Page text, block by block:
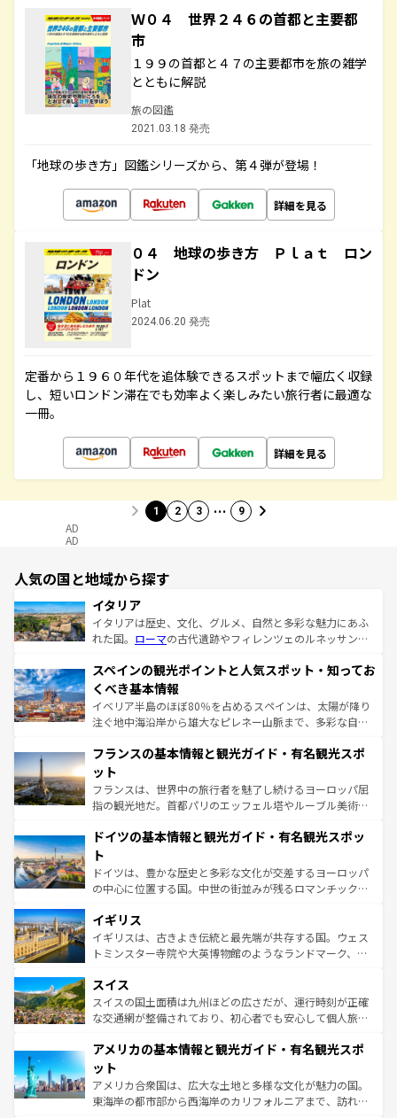
Ｗ０４ 世界２４６の首都と主要都
市
１９９の首都と４７の主要都市を旅の雑学
とともに解説
旅の図鑑
2021.03.18 発売
「地球の歩き方」図鑑シリーズから、第４弾が登場！
詳細を見る
０４ 地球の歩き方 Ｐｌａｔ ロン
ドン
Plat
2024.06.20 発売
定番から１９６０年代を追体験できるスポットまで幅広く収録
し、短いロンドン滞在でも効率よく楽しみたい旅行者に最適な
一冊。
詳細を見る
1 2 3 … 9
AD
AD
人気の国と地域から探す
イタリア
イタリアは歴史、文化、グルメ、自然と多彩な魅力にあふ
れた国。 ローマの古代遺跡やフィレンツェのルネッサンス
ろん、トスカーナの美しい田園風景やアマルフィ海岸の絶
景など、自然景観も見逃せない。観光の合間には、本場の
ピザやパスタなど、絶品のイタリア料理を堪能することも
できる。朝目覚めてから夜眠るまで、すべての瞬間を楽し
なお、新着のイタリア情報はコンテンツ一覧を参照してほ
しい。
スペインの観光ポイントと人気スポット・知ってお
くべき基本情報
イベリア半島のほぼ80％を占めるスペインは、太陽が降り
注ぐ地中海沿岸から雄大なピレネー山脈まで、多彩な自然
文化が根付くこの国では、情熱的なフラメンコ、熱気あふ
れる闘牛、そして美味しいタパスが生活の一部となってい
る。首都マドリードの洗練された雰囲気や、バルセロナの
アートに溢れた街角から、地方では古代ローマ遺跡や中世
せる。地方によって風土や気候が異なるスペインはその個
ンテンツ一覧 を参照してほしい。
フランスの基本情報と観光ガイド・有名観光スポ
ット
フランスは、世界中の旅行者を魅了し続けるヨーロッパ屈
指の観光地だ。首都パリのエッフェル塔やルーブル美術館
で、幅広い魅力が詰まっている。華麗な宮殿、歴史的な大
聖堂、美しいビーチ、そして豊かな自然が、訪れる者を心
から魅了する。また、フランスは美食の国としても知ら
れ、フランス料理はユネスコ無形文化遺産にも登録されて
香り高いラベンダー畑など、多彩な楽しみ方が可能だ。さ
らに、パリ以外の地域にも魅力が溢れており、どの街角に
も豊かな歴史と文化が息づいている。パリ以外の個性あふ
を参照してほしい。
ドイツの基本情報と観光ガイド・有名観光スポッ
ト
ドイツは、豊かな歴史と多彩な文化が交差するヨーロッパ
の中心に位置する国。中世の街並みが残るロマンチック街
顔を持つこの国は、どこを歩いても飽きることがない。ベ
ルリンの文化的活気、バイエルン州のアルプスの絶景、そ
してライン川沿いのワイン畑といった風景は必見。ビール
は、お酒好きな人にはぜひ体験してほしい。 なお、新着の
ドイツ情報はコンテンツ一覧を参照してほしい。
イギリス
イギリスは、古きよき伝統と最先端が共存する国。ウェス
トミンスター寺院や大英博物館のようなランドマーク、歴
リアごとに異なる魅力がある。また、優雅なアフタヌーン
ティー、ビール好きにはたまらない英国パブ、サッカー観
戦など、本場だからこそできる体験も豊富。イギリスを旅
ンツ一覧を参照してほしい。
スイス
スイスの国土面積は九州ほどの広さだが、運行時刻が正確
な交通網が整備されており、初心者でも安心して個人旅行
の建物がそのまま残る町や、スイスならではのユニークな
博物館もあり、アルプス観光だけでなく町歩きも満喫する
ことができる。国民の所得が高いため物価も高いが、旅行
者向けの交通パス提供のサービスもあり、うまく活用すれ
アメリカの基本情報と観光ガイド・有名観光スポ
ット
アメリカ合衆国は、広大な土地と多様な文化が魅力の国。
東海岸の都市部から西海岸のカリフォルニアまで、訪れる